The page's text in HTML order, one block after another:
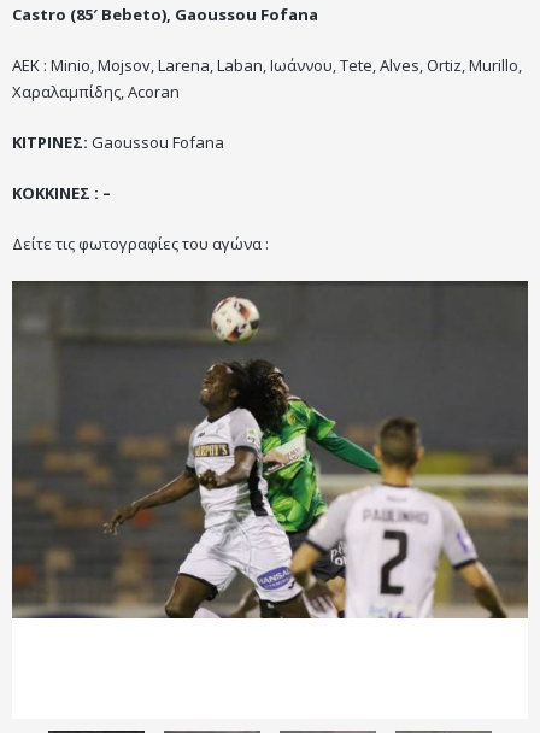
Castro (85′ Bebeto), Gaoussou Fofana
AEK : Minio, Mojsov, Larena, Laban, Ιωάννου, Tete, Alves, Ortiz, Murillo,
Χαραλαμπίδης, Αcoran
ΚΙΤΡΙΝΕΣ: Gaoussou Fofana
ΚΟΚΚΙΝΕΣ : –
Δείτε τις φωτογραφίες του αγώνα :